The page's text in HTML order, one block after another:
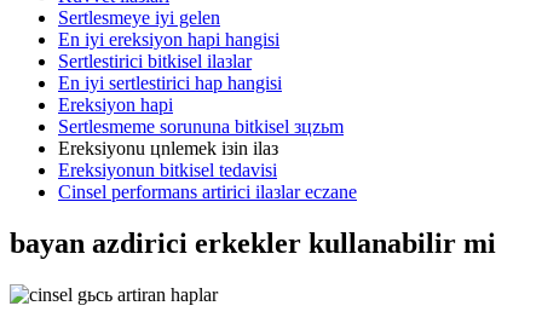
Sertlesmeye iyi gelen
En iyi ereksiyon hapi hangisi
Sertlestirici bitkisel ilaзlar
En iyi sertlestirici hap hangisi
Ereksiyon hapi
Sertlesmeme sorununa bitkisel зцzьm
Ereksiyonu цnlemek iзin ilaз
Ereksiyonun bitkisel tedavisi
Cinsel performans artirici ilaзlar eczane
bayan azdirici erkekler kullanabilir mi